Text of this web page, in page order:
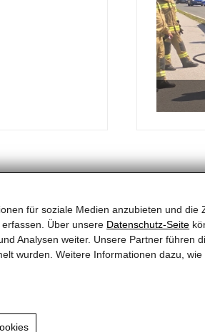
für soziale Medien anzubieten und
Über unsere Datenschutz-Seite
Analysen weiter. Unsere Partner
wurden. Weitere Informationen dazu,
Wichtige Rufnummern
Feuerwehr Notruf
122